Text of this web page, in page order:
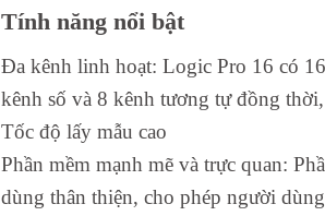
Tính năng nổi bật
Đa kênh linh hoạt: Logic Pro 16 có
kênh số và 8 kênh tương tự đồng
Tốc độ lấy mẫu cao
Phần mềm mạnh mẽ và trực quan:
dùng thân thiện, cho phép người